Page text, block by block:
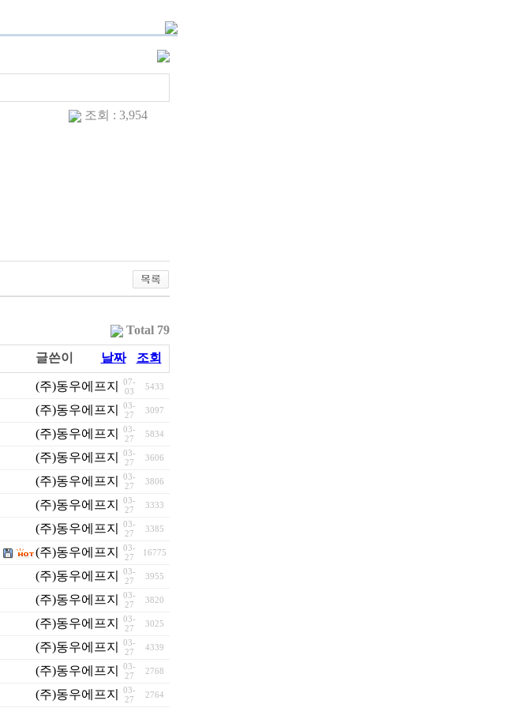
조회 : 3,954
Total 79
글쓴이 날짜 조회
(주)동우에프지엠
07-
03
5433
(주)동우에프지엠
03-
27
3097
(주)동우에프지엠
03-
27
5834
(주)동우에프지엠
03-
27
3606
(주)동우에프지엠
03-
27
3806
(주)동우에프지엠
03-
27
3333
(주)동우에프지엠
03-
27
3385
(주)동우에프지엠
03-
27
16775
(주)동우에프지엠
03-
27
3955
(주)동우에프지엠
03-
27
3820
(주)동우에프지엠
03-
27
3025
(주)동우에프지엠
03-
27
4339
(주)동우에프지엠
03-
27
2768
(주)동우에프지엠
03-
27
2764